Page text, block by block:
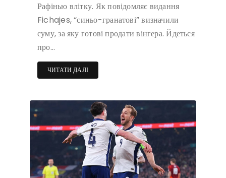
Рафінью влітку. Як повідомляє видання
Fichajes, “синьо-гранатові” визначили
суму, за яку готові продати вінгера. Йдеться
про…
ЧИТАТИ ДАЛІ